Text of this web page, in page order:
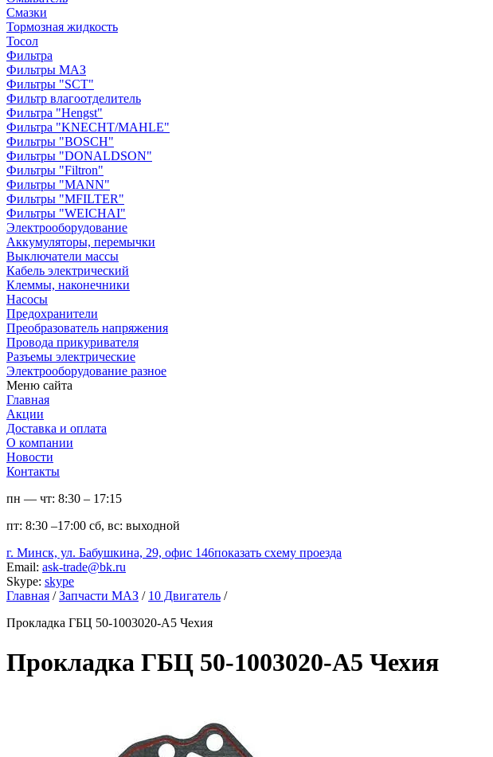
Смазки
Тормозная жидкость
Тосол
Фильтра
Фильтры МАЗ
Фильтры "SCT"
Фильтр влагоотделитель
Фильтра "Hengst"
Фильтра "KNECHT/MAHLE"
Фильтры "BOSCH"
Фильтры "DONALDSON"
Фильтры "Filtron"
Фильтры "MANN"
Фильтры "MFILTER"
Фильтры "WEICHAI"
Электрооборудование
Аккумуляторы, перемычки
Выключатели массы
Кабель электрический
Клеммы, наконечники
Насосы
Предохранители
Преобразователь напряжения
Провода прикуривателя
Разъемы электрические
Электрооборудование разное
Меню сайта
Главная
Акции
Доставка и оплата
О компании
Новости
Контакты
пн — чт: 8:30 – 17:15
пт: 8:30 –17:00 сб, вс: выходной
г. Минск, ул. Бабушкина, 29, офис 146показать схему проезда
Email: ask-trade@bk.ru
Skype: skype
Главная / Запчасти МАЗ / 10 Двигатель /
Прокладка ГБЦ 50-1003020-А5 Чехия
Прокладка ГБЦ 50-1003020-А5 Чехия